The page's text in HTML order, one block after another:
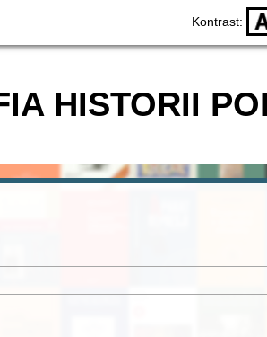
Kontrast:
HISTORII